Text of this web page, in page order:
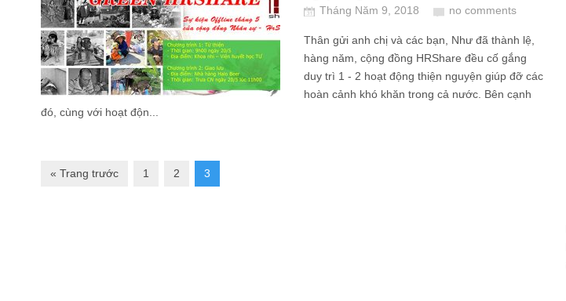
Tháng Năm 9, 2018 no comments
Thân gửi anh chị và các bạn, Như đã thành lệ,
hàng năm, cộng đồng HRShare đều cố gắng
duy trì 1 - 2 hoạt động thiện nguyện giúp đỡ các
hoàn cảnh khó khăn trong cả nước. Bên cạnh
đó, cùng với hoạt độn...
« Trang trước 1 2 3